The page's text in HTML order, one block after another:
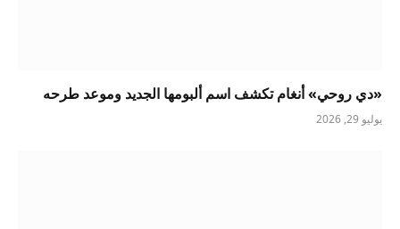
«دي روحي» أنغام تكشف اسم ألبومها الجديد وموعد طرحه
يوليو 29, 2026